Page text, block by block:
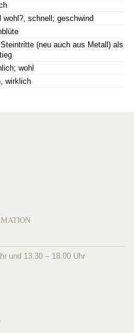
wohl?, schnell; geschwind
(neu auch aus Metall) als
wohl
wirklich
und 13.30 – 18.00 Uhr